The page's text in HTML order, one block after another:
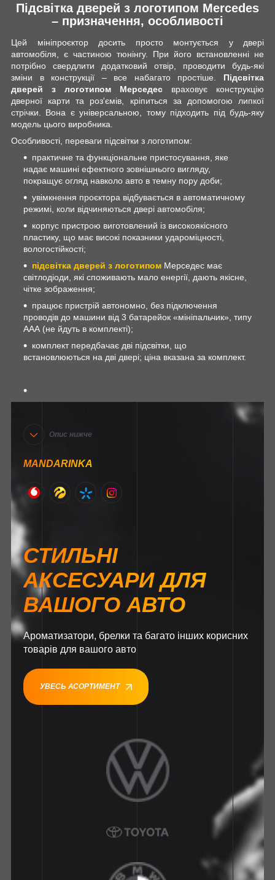
Підсвітка дверей з логотипом Mercedes
– призначення, особливості
Цей мініпроєктор досить просто монтується у двері
автомобіля, є частиною тюнінгу. При його встановленні не
потрібно свердлити додатковий отвір, проводити будь-які
зміни в конструкції – все набагато простіше. Підсвітка
дверей з логотипом Мерседес враховує конструкцію
дверної карти та роз'ємів, кріпиться за допомогою липкої
стрічки. Вона є універсальною, тому підходить під будь-яку
модель цього виробника.
Особливості, переваги підсвітки з логотипом:
практичне та функціональне пристосування, яке
надає машині ефектного зовнішнього вигляду,
покращує огляд навколо авто в темну пору доби;
увімкнення проєктора відбувається в автоматичному
режимі, коли відчиняються двері автомобіля;
корпус пристрою виготовлений із високоякісного
пластику, що має високі показники удароміцності,
вологостійкості;
підсвітка дверей з логотипом Мерседес має
світлодіоди, які споживають мало енергії, дають якісне,
чітке зображення;
працює пристрій автономно, без підключення
проводів до машини від 3 батарейок «мініпальчик», типу
ААА (не йдуть в комплекті);
комплект передбачає дві підсвітки, що
встановлюються на дві двері; ціна вказана за комплект.
Опис нижче
MANDARINKA
СТИЛЬНІ
АКСЕСУАРИ ДЛЯ
ВАШОГО АВТО
Ароматизатори, брелки та багато інших корисних
товарів для вашого авто
УВЕСЬ АСОРТИМЕНТ